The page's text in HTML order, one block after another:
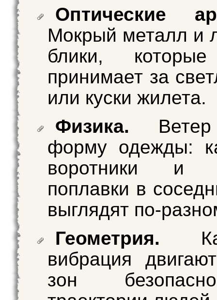
Оптические
Мокрый металл и
блики,
принимает за
или куски жилета.
Физика. Ветер
форму одежды:
воротники и
поплавки в
выглядят по-
Геометрия.
вибрация
зон